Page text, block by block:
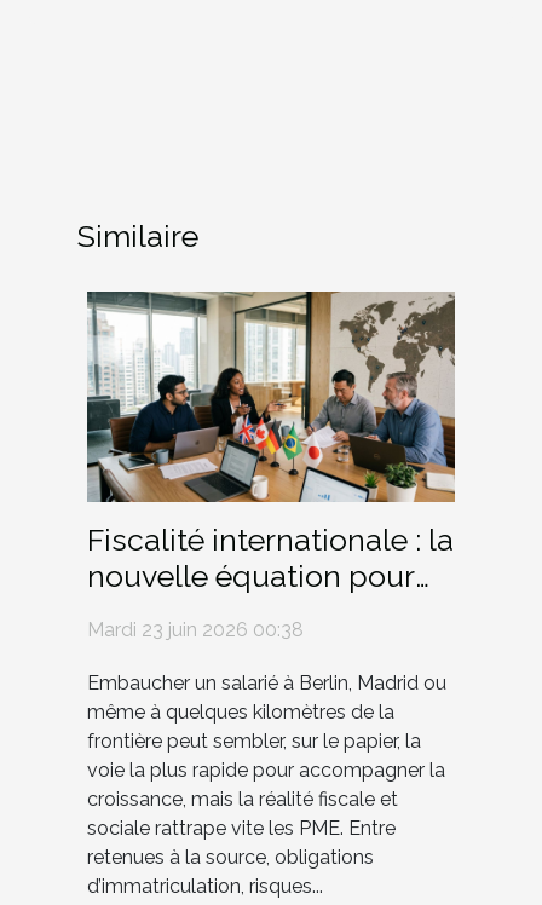
Similaire
Fiscalité internationale : la
nouvelle équation pour
les PME qui embauchent
à l’étranger
Mardi 23 juin 2026 00:38
Embaucher un salarié à Berlin, Madrid ou
même à quelques kilomètres de la
frontière peut sembler, sur le papier, la
voie la plus rapide pour accompagner la
croissance, mais la réalité fiscale et
sociale rattrape vite les PME. Entre
retenues à la source, obligations
d’immatriculation, risques...